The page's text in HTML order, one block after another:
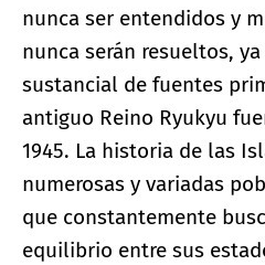
nunca ser entendidos y
nunca serán resueltos,
sustancial de fuentes
antiguo Reino Ryukyu
1945. La historia de las
numerosas y variadas
que constantemente
equilibrio entre sus